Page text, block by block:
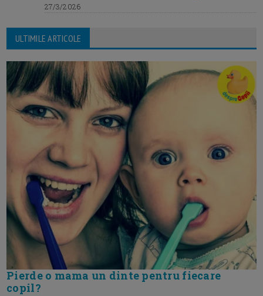
27/3/2026
ULTIMILE ARTICOLE
Pierde o mama un dinte pentru fiecare
copil?